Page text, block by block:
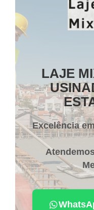
LAJE
Excelência